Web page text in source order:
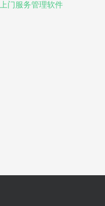
门服务管理软件